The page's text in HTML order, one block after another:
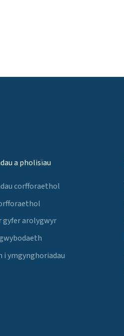
a pholisïau
corfforaethol
gyfer arolygwyr
i ymgynghoriadau